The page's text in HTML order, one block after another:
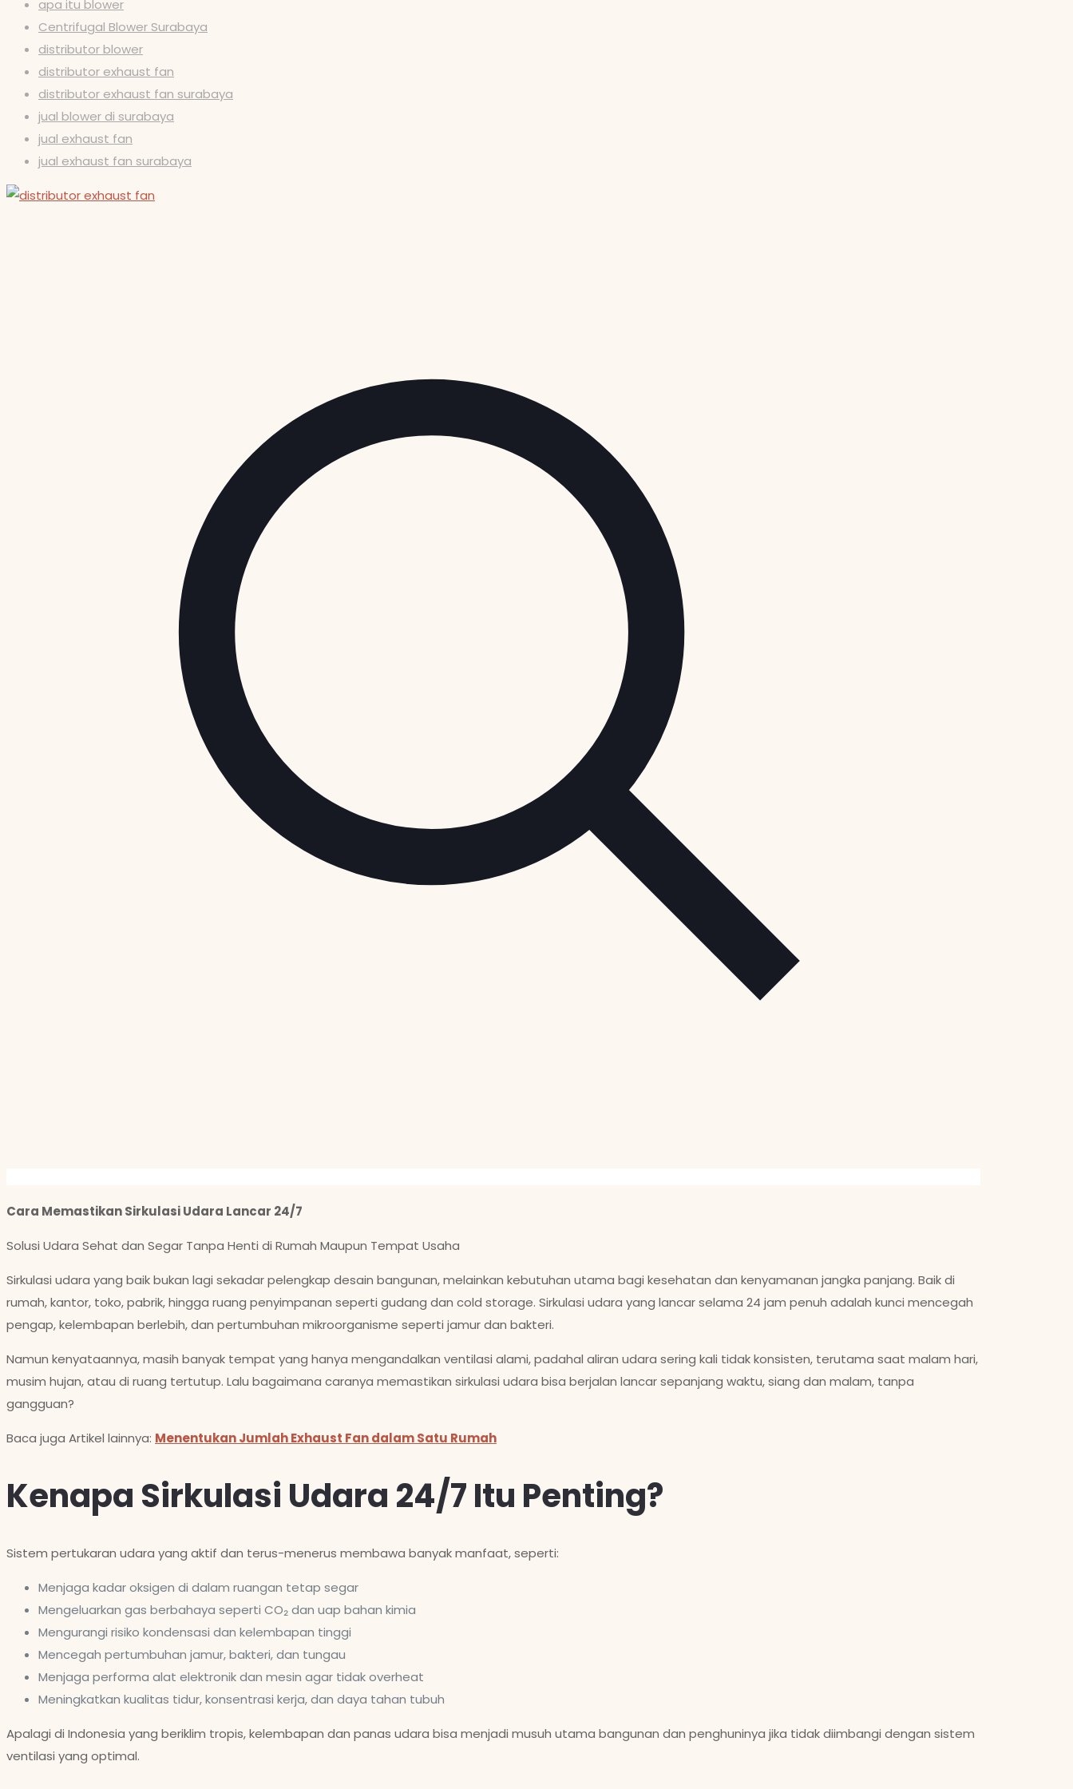
apa itu blower
Centrifugal Blower Surabaya
distributor blower
distributor exhaust fan
distributor exhaust fan surabaya
jual blower di surabaya
jual exhaust fan
jual exhaust fan surabaya
Cara Memastikan Sirkulasi Udara Lancar 24/7
Solusi Udara Sehat dan Segar Tanpa Henti di Rumah Maupun Tempat Usaha
Sirkulasi udara yang baik bukan lagi sekadar pelengkap desain bangunan, melainkan kebutuhan utama bagi kesehatan dan kenyamanan jangka panjang. Baik di
rumah, kantor, toko, pabrik, hingga ruang penyimpanan seperti gudang dan cold storage. Sirkulasi udara yang lancar selama 24 jam penuh adalah kunci mencegah
pengap, kelembapan berlebih, dan pertumbuhan mikroorganisme seperti jamur dan bakteri.
Namun kenyataannya, masih banyak tempat yang hanya mengandalkan ventilasi alami, padahal aliran udara sering kali tidak konsisten, terutama saat malam hari,
musim hujan, atau di ruang tertutup. Lalu bagaimana caranya memastikan sirkulasi udara bisa berjalan lancar sepanjang waktu, siang dan malam, tanpa
gangguan?
Baca juga Artikel lainnya: Menentukan Jumlah Exhaust Fan dalam Satu Rumah
Kenapa Sirkulasi Udara 24/7 Itu Penting?
Sistem pertukaran udara yang aktif dan terus-menerus membawa banyak manfaat, seperti:
Menjaga kadar oksigen di dalam ruangan tetap segar
Mengeluarkan gas berbahaya seperti CO₂ dan uap bahan kimia
Mengurangi risiko kondensasi dan kelembapan tinggi
Mencegah pertumbuhan jamur, bakteri, dan tungau
Menjaga performa alat elektronik dan mesin agar tidak overheat
Meningkatkan kualitas tidur, konsentrasi kerja, dan daya tahan tubuh
Apalagi di Indonesia yang beriklim tropis, kelembapan dan panas udara bisa menjadi musuh utama bangunan dan penghuninya jika tidak diimbangi dengan sistem
ventilasi yang optimal.